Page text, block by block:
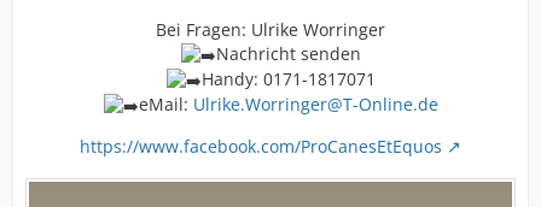
Bei Fragen: Ulrike Worringer
Nachricht senden
Handy: 0171-1817071
eMail: Ulrike.Worringer@T-Online.de
https://www.facebook.com/ProCanesEtEquos